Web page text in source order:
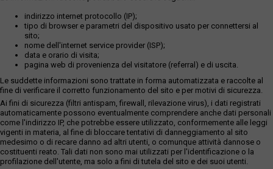
indirizzo internet protocollo (IP);
tipo di browser e parametri del dispositivo usato per connettersi al
sito;
nome dell'internet service provider (ISP);
data e orario di visita;
pagina web di provenienza del visitatore (referral) e di uscita.
Le suddette informazioni sono trattate in forma automatizzata e raccolte al
fine di verificare il corretto funzionamento del sito e per motivi di sicurezza.
Ai fini di sicurezza (filtri antispam, firewall, rilevazione virus), i dati registrati
automaticamente possono eventualmente comprendere anche dati personali
come l'indirizzo IP, che potrebbe essere utilizzato, conformemente alle leggi
vigenti in materia, al fine di bloccare tentativi di danneggiamento al sito
medesimo o di recare danno ad altri utenti, o comunque attività dannose o
costituenti reato. Tali dati non sono mai utilizzati per l'identificazione o la
profilazione dell'utente, ma solo a fini di tutela del sito e dei suoi utenti.